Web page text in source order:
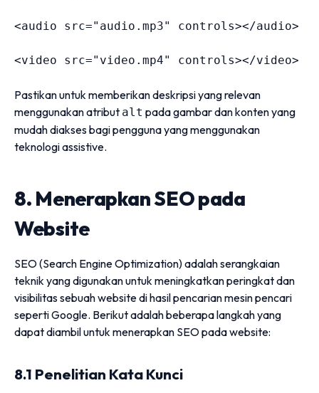
<audio src=" audio.mp3" controls></audio>
<video src=" video.mp4" controls></video>
Pastikan untuk memberikan deskripsi yang relevan
menggunakan atribut alt pada gambar dan konten yang
mudah diakses bagi pengguna yang menggunakan
teknologi assistive.
8. Menerapkan SEO pada
Website
SEO (Search Engine Optimization) adalah serangkaian
teknik yang digunakan untuk meningkatkan peringkat dan
visibilitas sebuah website di hasil pencarian mesin pencari
seperti Google. Berikut adalah beberapa langkah yang
dapat diambil untuk menerapkan SEO pada website:
8.1 Penelitian Kata Kunci